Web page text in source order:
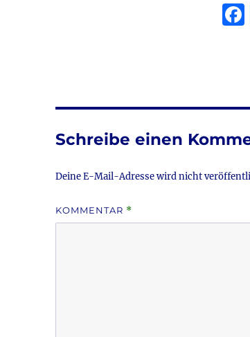
Schreibe einen
Deine E-Mail-Adresse wird nicht
KOMMENTAR *